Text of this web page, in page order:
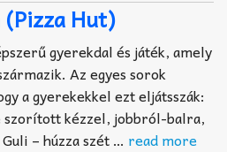
(Pizza Hut)
gyerekdal és játék, amely
Az egyes sorok
a gyerekekkel ezt eljátsszák:
szorított kézzel, jobbról-balra,
– húzza szét … read more